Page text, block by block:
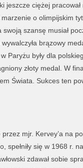
jeszcze ciężej
o olimpijskim
swoją szansę musiał
brązowy
Paryżu były dla
złoty medal. W
Świata. Sukces ten
mjr. Kervey’a na
spełniły się w 1968 r.
zdawał sobie